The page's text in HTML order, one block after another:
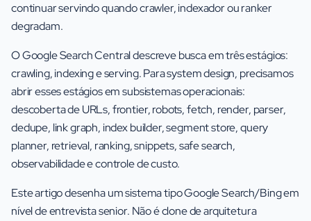
continuar servindo quando crawler, indexador ou ranker
degradam.
O Google Search Central descreve busca em três estágios:
crawling, indexing e serving. Para system design, precisamos
abrir esses estágios em subsistemas operacionais:
descoberta de URLs, frontier, robots, fetch, render, parser,
dedupe, link graph, index builder, segment store, query
planner, retrieval, ranking, snippets, safe search,
observabilidade e controle de custo.
Este artigo desenha um sistema tipo Google Search/Bing em
nível de entrevista senior. Não é clone de arquitetura